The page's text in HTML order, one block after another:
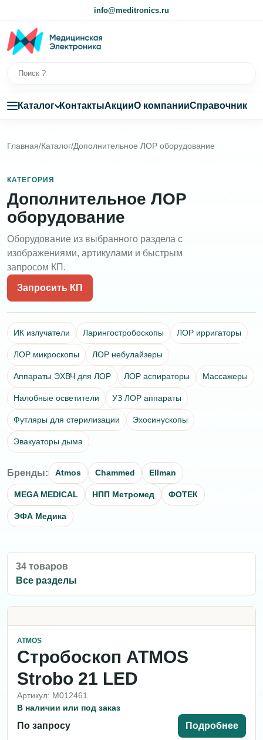
info@meditronics.ru
Каталог КонтактыАкцииО компанииСправочник
Главная/Каталог/Дополнительное ЛОР оборудование
КАТЕГОРИЯ
Дополнительное ЛОР
оборудование
Оборудование из выбранного раздела с
изображениями, артикулами и быстрым
запросом КП.
Запросить КП
ИК излучатели Ларингостробоскопы ЛОР ирригаторы
ЛОР микроскопы ЛОР небулайзеры
Аппараты ЭХВЧ для ЛОР ЛОР аспираторы Массажеры
Налобные осветители УЗ ЛОР аппараты
Футляры для стерилизации Эхосинускопы
Эвакуаторы дыма
Бренды: Atmos Chammed Ellman
MEGA MEDICAL НПП Метромед ФОТЕК
ЭФА Медика
34 товаров
Все разделы
ATMOS
Стробоскоп ATMOS
Strobo 21 LED
Артикул: M012461
В наличии или под заказ
По запросу Подробнее